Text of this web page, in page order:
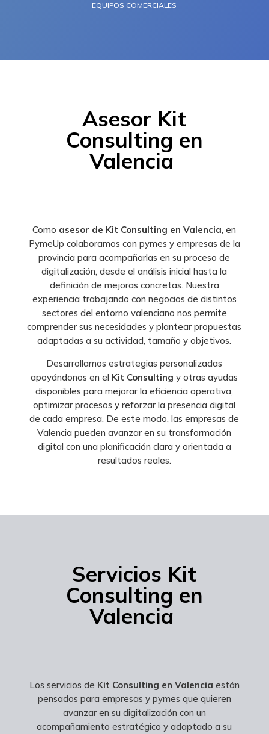
EQUIPOS COMERCIALES
Asesor Kit
Consulting en
Valencia
Como asesor de Kit Consulting en Valencia, en
PymeUp colaboramos con pymes y empresas de la
provincia para acompañarlas en su proceso de
digitalización, desde el análisis inicial hasta la
definición de mejoras concretas. Nuestra
experiencia trabajando con negocios de distintos
sectores del entorno valenciano nos permite
comprender sus necesidades y plantear propuestas
adaptadas a su actividad, tamaño y objetivos.
Desarrollamos estrategias personalizadas
apoyándonos en el Kit Consulting y otras ayudas
disponibles para mejorar la eficiencia operativa,
optimizar procesos y reforzar la presencia digital
de cada empresa. De este modo, las empresas de
Valencia pueden avanzar en su transformación
digital con una planificación clara y orientada a
resultados reales.
Servicios Kit
Consulting en
Valencia
Los servicios de Kit Consulting en Valencia están
pensados para empresas y pymes que quieren
avanzar en su digitalización con un
acompañamiento estratégico y adaptado a su